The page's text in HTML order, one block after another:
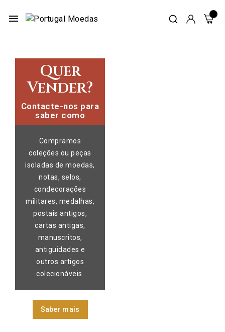
menu
Quer
Vender?
Contacte-nos para
saber como
Compramos
coleções ou peças
isoladas de moedas,
notas, selos,
condecorações
militares, medalhas,
postais antigos,
cartas antigas,
manuscritos,
antiguidades e
outros artigos
colecionáveis.
Saber mais